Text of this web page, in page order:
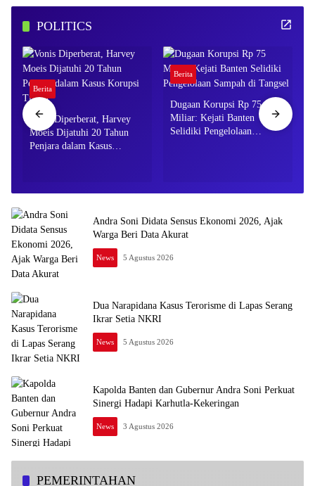
POLITICS
Berita
Vonis Diperberat, Harvey
Moeis Dijatuhi 20 Tahun
Penjara dalam Kasus
Berita
Dugaan Korupsi Rp 75
Miliar: Kejati Banten
Selidiki Pengelolaan
Andra Soni Didata Sensus Ekonomi 2026, Ajak
Warga Beri Data Akurat
News 5 Agustus 2026
Dua Narapidana Kasus Terorisme di Lapas Serang
Ikrar Setia NKRI
News 5 Agustus 2026
Kapolda Banten dan Gubernur Andra Soni Perkuat
Sinergi Hadapi Karhutla-Kekeringan
News 3 Agustus 2026
PEMERINTAHAN